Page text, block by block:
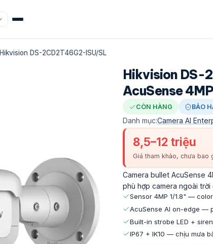
Hikvision DS-2CD2T46G2-ISU/SL
Hikvision DS-
AcuSense
CÒN HÀNG BẢO
Danh mục:Camera AI
8,5–12 triệu
Giá tham khảo, chưa
Camera bullet AcuSense
phù hợp camera ngoài trời
Sensor 4MP 1/1.8" —
AcuSense AI on-edge —
Built-in strobe LED +
IP67 + IK10 — chịu mưa